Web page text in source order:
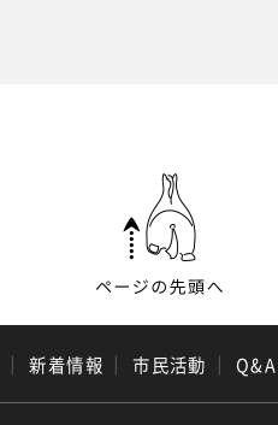
｜ 新着情報 ｜ 市民活動 ｜ Q&A